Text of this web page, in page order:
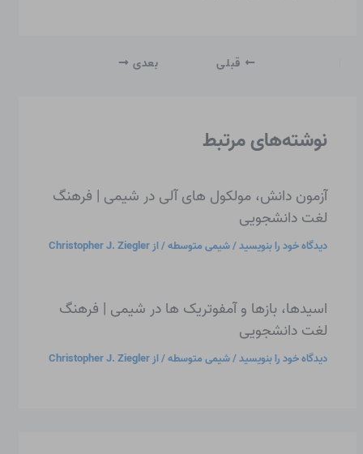
قبلی بعدی
نوشته‌های مرتبط
آزمون دانش، مولکول های آلی در شیمی | فرهنگ
لغت دانشجویی
دیدگاه‌ خود را بنویسید/شیمی متوسطه/ از Christopher J. Ziegler
اسیدها، بازها و آمفوتریک ها در شیمی | فرهنگ
لغت دانشجویی
دیدگاه‌ خود را بنویسید/شیمی متوسطه/ از Christopher J. Ziegler